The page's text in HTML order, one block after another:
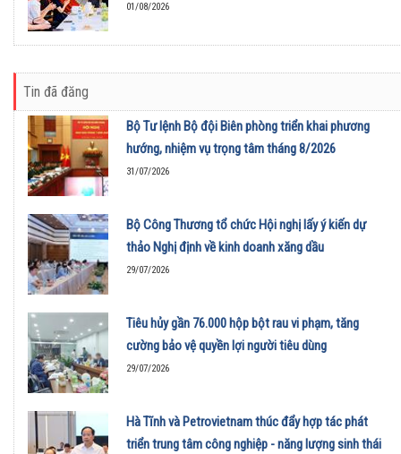
01/08/2026
Tin đã đăng
Bộ Tư lệnh Bộ đội Biên phòng triển khai phương
hướng, nhiệm vụ trọng tâm tháng 8/2026
31/07/2026
Bộ Công Thương tổ chức Hội nghị lấy ý kiến dự
thảo Nghị định về kinh doanh xăng dầu
29/07/2026
Tiêu hủy gần 76.000 hộp bột rau vi phạm, tăng
cường bảo vệ quyền lợi người tiêu dùng
29/07/2026
Hà Tĩnh và Petrovietnam thúc đẩy hợp tác phát
triển trung tâm công nghiệp - năng lượng sinh thái